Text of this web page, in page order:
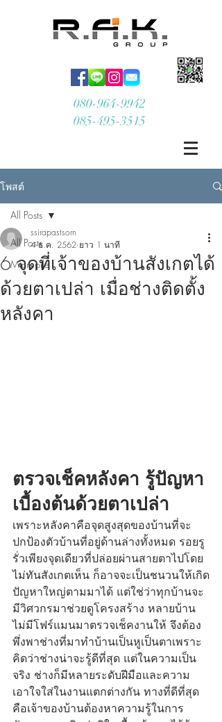
080-964-9942
085-495-3515
โพสต์
All Posts
Micropile
All Posts
6 จุดที่เจ้าของบ้านสังเกตได้
ด้วยตาเปล่า เมื่อช่างติดตั้ง
หลังคา
ssirapastsorn
4 ธ.ค. 2562 ยาว 1 นาที
ตรวจเช็คหลังคา รู้ปัญหา
เบื้องต้นด้วยตาเปล่า
เพราะหลังคาคือจุดสูงสุดของบ้านที่จะ
ปกป้องตัวบ้านที่อยู่ด้านล่างทั้งหมด รอยรู
รั่วเพียงจุดเดียวที่ปล่อยผ่านสายตาไปโดย
ไม่ทันสังเกตเห็น ก็อาจจะเป็นชนวนให้เกิด
ปัญหาใหญ่ตามมาได้ แต่ใช่ว่าทุกบ้านจะ
มีวิศวกรมาช่วยดูโครงสร้าง หลายบ้าน
ไม่มีโฟร์แมนมาตรวจเช็คงานให้ จึงต้อง
พึ่งพาช่างที่มาทำบ้านเป็นหูเป็นตาเพราะ
คิดว่าช่างน่าจะรู้ดีที่สุด แต่ในความเป็น
จริง ช่างก็มีหลายระดับฝีมือและความ
เอาใจใส่ในงานแตกต่างกัน ทางที่ดีที่สุด
คือเจ้าของบ้านต้องหาความรู้ในการ